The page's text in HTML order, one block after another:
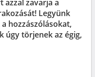
azzal zavarja a
Legyünk
hozzászólásokat,
úgy törjenek az égig,